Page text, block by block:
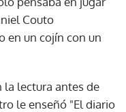
Couto
en un cojín con un
la lectura antes de
le enseñó "El diario